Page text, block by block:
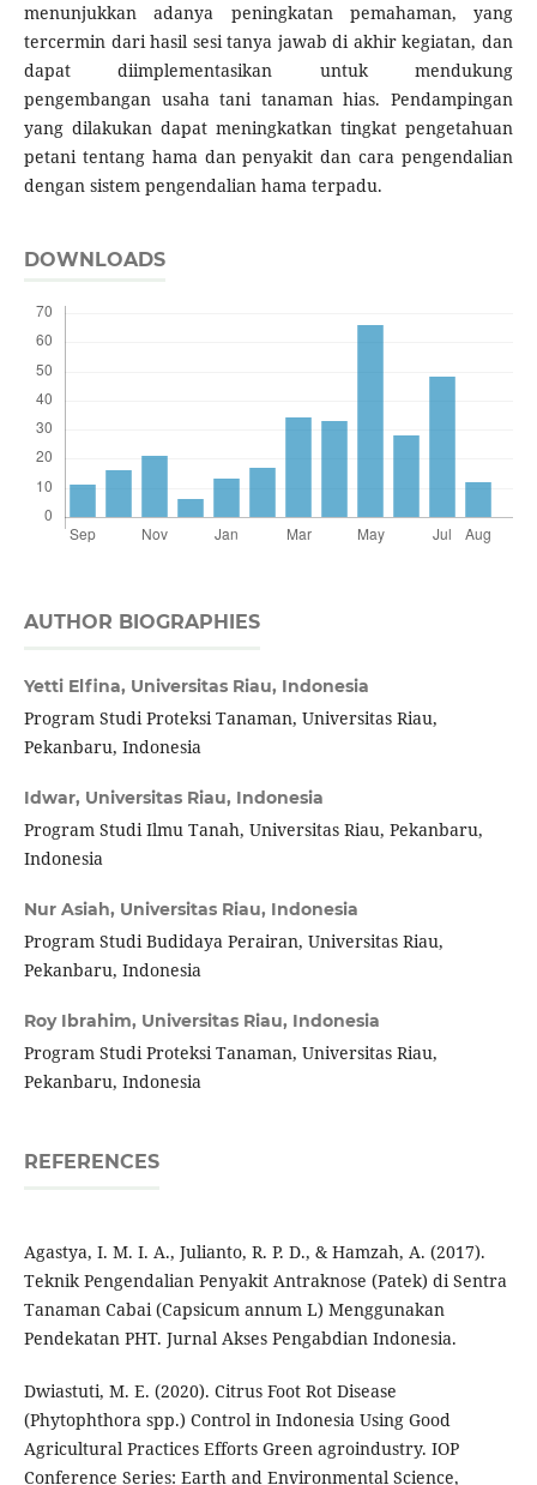
menunjukkan adanya peningkatan pemahaman, yang
tercermin dari hasil sesi tanya jawab di akhir kegiatan, dan
dapat diimplementasikan untuk mendukung
pengembangan usaha tani tanaman hias. Pendampingan
yang dilakukan dapat meningkatkan tingkat pengetahuan
petani tentang hama dan penyakit dan cara pengendalian
dengan sistem pengendalian hama terpadu.
DOWNLOADS
AUTHOR BIOGRAPHIES
Yetti Elfina, Universitas Riau, Indonesia
Program Studi Proteksi Tanaman, Universitas Riau,
Pekanbaru, Indonesia
Idwar, Universitas Riau, Indonesia
Program Studi Ilmu Tanah, Universitas Riau, Pekanbaru,
Indonesia
Nur Asiah, Universitas Riau, Indonesia
Program Studi Budidaya Perairan, Universitas Riau,
Pekanbaru, Indonesia
Roy Ibrahim, Universitas Riau, Indonesia
Program Studi Proteksi Tanaman, Universitas Riau,
Pekanbaru, Indonesia
REFERENCES
Agastya, I. M. I. A., Julianto, R. P. D., & Hamzah, A. (2017).
Teknik Pengendalian Penyakit Antraknose (Patek) di Sentra
Tanaman Cabai (Capsicum annum L) Menggunakan
Pendekatan PHT. Jurnal Akses Pengabdian Indonesia.
Dwiastuti, M. E. (2020). Citrus Foot Rot Disease
(Phytophthora spp.) Control in Indonesia Using Good
Agricultural Practices Efforts Green agroindustry. IOP
Conference Series: Earth and Environmental Science,